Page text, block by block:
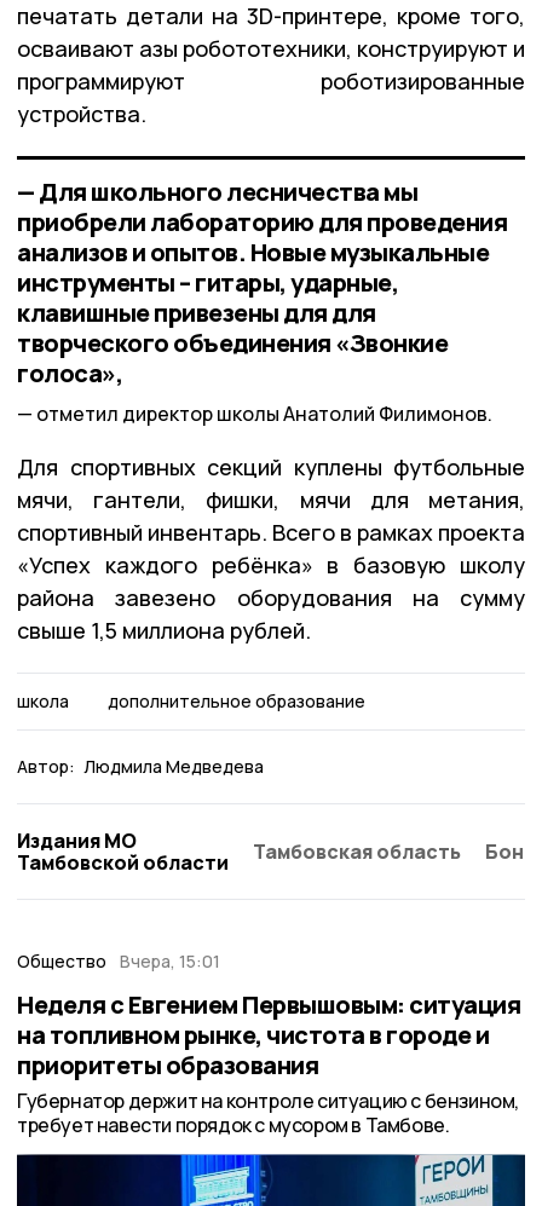
печатать детали на 3D-принтере, кроме того,
осваивают азы робототехники, конструируют и
программируют роботизированные
устройства.
— Для школьного лесничества мы
приобрели лабораторию для проведения
анализов и опытов. Новые музыкальные
инструменты – гитары, ударные,
клавишные привезены для для
творческого объединения «Звонкие
голоса»,
отметил директор школы Анатолий Филимонов.
Для спортивных секций куплены футбольные
мячи, гантели, фишки, мячи для метания,
спортивный инвентарь. Всего в рамках проекта
«Успех каждого ребёнка» в базовую школу
района завезено оборудования на сумму
свыше 1,5 миллиона рублей.
школа дополнительное образование
Автор: Людмила Медведева
Издания МО
Тамбовской области
Тамбовская область
Общество Вчера, 15:01
Неделя с Евгением Первышовым: ситуация
на топливном рынке, чистота в городе и
приоритеты образования
Губернатор держит на контроле ситуацию с бензином,
требует навести порядок с мусором в Тамбове.